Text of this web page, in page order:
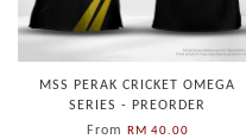
MSS PERAK CRICKET OMEGA
SERIES - PREORDER
From
RM 40.00